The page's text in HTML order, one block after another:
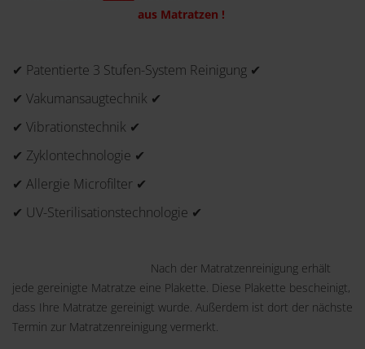
aus Matratzen !
✔ Patentierte 3 Stufen-System Reinigung ✔
✔ Vakumansaugtechnik ✔
✔ Vibrationstechnik ✔
✔ Zyklontechnologie ✔
✔ Allergie Microfilter ✔
✔ UV-Sterilisationstechnologie ✔
Nach der Matratzenreinigung erhält
jede gereinigte Matratze eine Plakette. Diese Plakette bescheinigt,
dass Ihre Matratze gereinigt wurde. Außerdem ist dort der nächste
Termin zur Matratzenreinigung vermerkt.